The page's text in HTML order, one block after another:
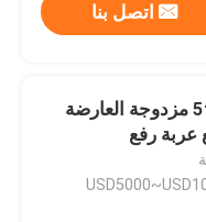
اتصل بنا
5ton ~ 500ton مزدوجة العارضة
عربة رفع